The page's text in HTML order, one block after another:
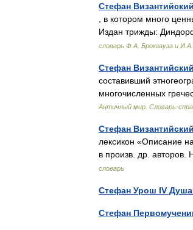
Стефан Византийский
, в котором много
Издан трижды:
словарь Ф.А. Брокгауза и
Стефан Византийский
составивший
многочисленных
Античный мир. Словарь-
Стефан Византийский
лексикон «Описание
в произв. др.
словарь
Стефан Урош IV
Стефан